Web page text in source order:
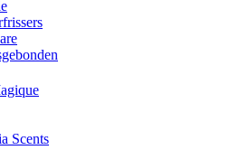
Scents